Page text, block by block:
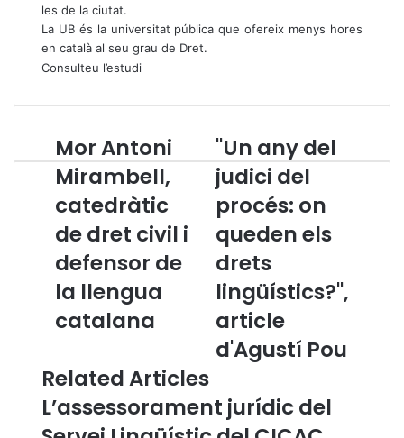
les de la ciutat.
La UB és la universitat pública que ofereix menys hores
en català al seu grau de Dret.
Consulteu l’estudi
M
o
A
t
o
n
m
b
Mor Antoni
Mirambell,
catedràtic
de dret civil i
defensor de
la llengua
catalana
"
U
n
a
n
y
d
e
u
d
i
"Un any del
judici del
procés: on
queden els
drets
lingüístics?",
article
d'Agustí Pou
Related Articles
L’assessorament jurídic del